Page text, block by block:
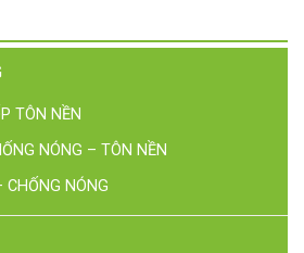
chị
lẻ,
cá, người trồng rau thủy canh,
TÔN NỀN
NÓNG – TÔN NỀN
NÓNG